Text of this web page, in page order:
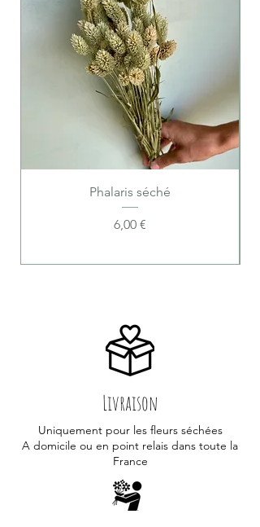
Phalaris séché
Prix
6,00 €
Livraison
Uniquement pour les fleurs séchées
A domicile ou en point relais dans toute la
France